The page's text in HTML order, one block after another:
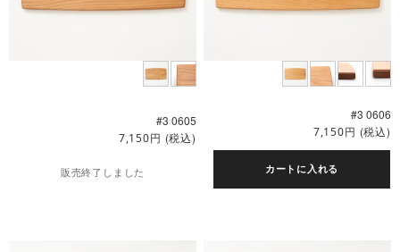
#3 0605
7,150円 (税込)
販売終了しました
#3 0606
7,150円 (税込)
カートに入れる